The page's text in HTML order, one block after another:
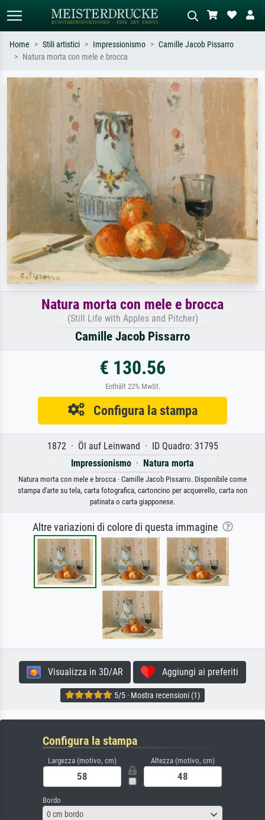
Cerca per artista, titolo o stile – es.
Monet, Notte stellata,
Impressionismo, onda di Hokusai,
nudo.
Descrivi la scena – es. prato verde,
astratto con molto rosso, dipinto a
olio scuro, nudo in piedi vicino a un
albero.
Home Stili artistici Impressionismo
Camille Jacob Pissarro
Natura morta con mele e brocca
Natura morta con mele e brocca
(Still Life with Apples and Pitcher)
Camille Jacob Pissarro
€ 130.56
Enthält 22% MwSt.
Configura la stampa
1872 · Öl auf Leinwand · ID Quadro: 31795
Impressionismo · Natura morta
Natura morta con mele e brocca · Camille Jacob Pissarro. Disponibile come
stampa d'arte su tela, carta fotografica, cartoncino per acquerello, carta non
patinata o carta giapponese.
Altre variazioni di colore di questa immagine
Visualizza in 3D/AR Aggiungi ai preferiti
5/5 · Mostra recensioni (1)
Configura la stampa
Largezza (motivo, cm) Altezza (motivo, cm)
Bordo
0 cm bordo